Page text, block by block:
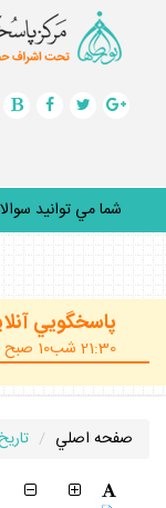
شما مي توانيد سوالات
پاسخگويي
21:30 شب10 صبح الي 11:30 ظهر)
صفحه اصلي